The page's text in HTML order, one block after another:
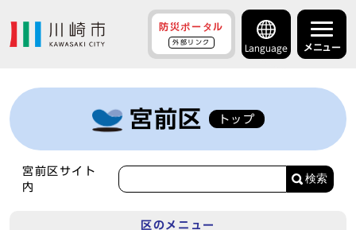
防災ポータル
外部リンク
Language メニュー
宮前区 トップ
宮前区サイト
内
検索
区のメニュー